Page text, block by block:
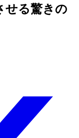
せる驚きの